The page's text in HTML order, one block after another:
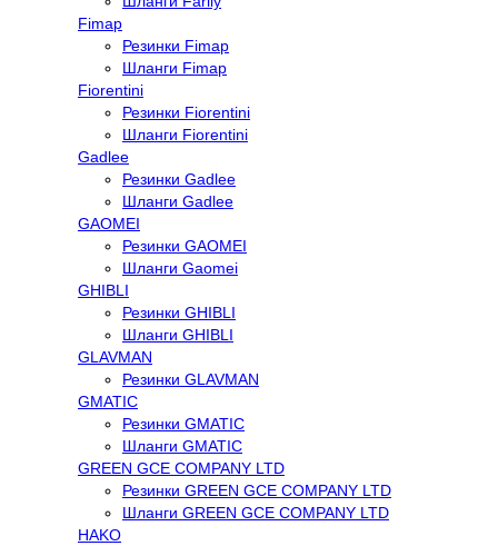
Fimap
Резинки Fimap
Шланги Fimap
Fiorentini
Резинки Fiorentini
Шланги Fiorentini
Gadlee
Резинки Gadlee
Шланги Gadlee
GAOMEI
Резинки GAOMEI
Шланги Gaomei
GHIBLI
Резинки GHIBLI
Шланги GHIBLI
GLAVMAN
Резинки GLAVMAN
GMATIC
Резинки GMATIC
Шланги GMATIC
GREEN GCE COMPANY LTD
Резинки GREEN GCE COMPANY LTD
Шланги GREEN GCE COMPANY LTD
HAKO